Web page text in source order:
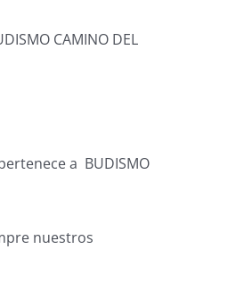
CAMINO DEL
a BUDISMO
nuestros